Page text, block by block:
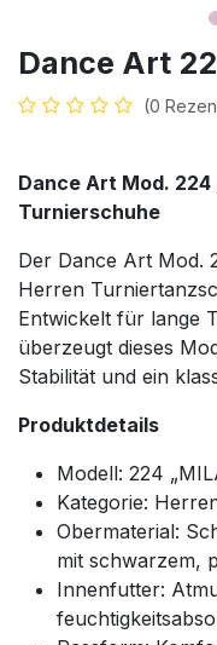
Dance Art
(0
Dance Art Mod. 224
Turnierschuhe
Der Dance Art Mod.
Herren
Entwickelt für lange
überzeugt dieses
Stabilität und ein
Produktdetails
Modell: 224
Kategorie:
Obermaterial:
mit schwarzem,
Innenfutter: